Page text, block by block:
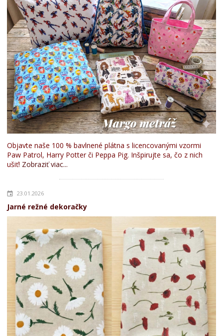
Objavte naše 100 % bavlnené plátna s licencovanými vzormi
Paw Patrol, Harry Potter či Peppa Pig. Inšpirujte sa, čo z nich
ušiť! Zobraziť viac...
23.01.2026
Jarné režné dekoračky